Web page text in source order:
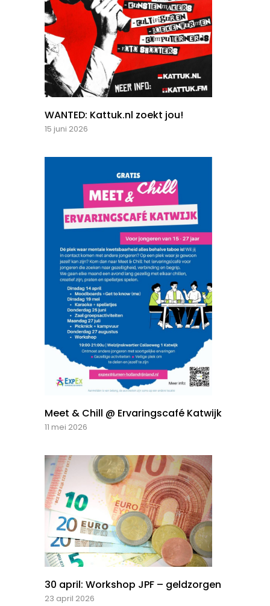
WANTED: Kattuk.nl zoekt jou!
15 juni 2026
Meet & Chill @ Ervaringscafé Katwijk
11 mei 2026
30 april: Workshop JPF – geldzorgen
23 april 2026